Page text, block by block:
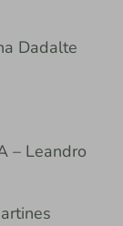
Dadalte
– Leandro